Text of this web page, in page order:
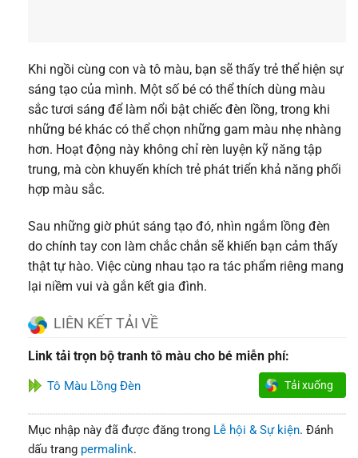
Khi ngồi cùng con và tô màu, bạn sẽ thấy trẻ thể hiện sự
sáng tạo của mình. Một số bé có thể thích dùng màu
sắc tươi sáng để làm nổi bật chiếc đèn lồng, trong khi
những bé khác có thể chọn những gam màu nhẹ nhàng
hơn. Hoạt động này không chỉ rèn luyện kỹ năng tập
trung, mà còn khuyến khích trẻ phát triển khả năng phối
hợp màu sắc.
Sau những giờ phút sáng tạo đó, nhìn ngắm lồng đèn
do chính tay con làm chắc chắn sẽ khiến bạn cảm thấy
thật tự hào. Việc cùng nhau tạo ra tác phẩm riêng mang
lại niềm vui và gắn kết gia đình.
LIÊN KẾT TẢI VỀ
Link tải trọn bộ tranh tô màu cho bé miễn phí:
Tô Màu Lồng Đèn Tải xuống
Mục nhập này đã được đăng trong Lễ hội & Sự kiện. Đánh
dấu trang permalink.